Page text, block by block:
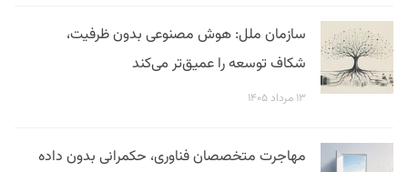
سازمان ملل: هوش مصنوعی بدون ظرفیت،
شکاف توسعه را عمیق‌تر می‌کند
۱۳ مرداد ۱۴۰۵
مهاجرت متخصصان فناوری، حکمرانی بدون داده